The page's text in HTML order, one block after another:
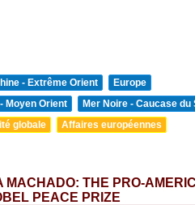
- Extrême Orient
Europe
Moyen Orient
Mer Noire - Caucase du
globale
Affaires européennes
MACHADO: THE PRO-
PEACE PRIZE